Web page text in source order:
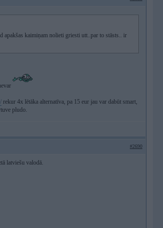
apakšas kaimiņam nolieti griesti utt..par to stāsts.. ir
rekur 4x lētāka alternatīva, pa 15 eur jau var dabūt smart,
pludo.
#2690
latviešu valodā.